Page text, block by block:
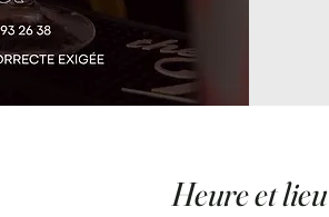
Heure et lieu